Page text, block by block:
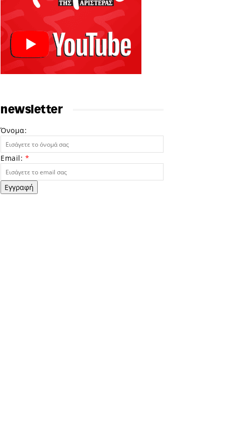
newsletter
Όνομα:
Email: *
Εγγραφή